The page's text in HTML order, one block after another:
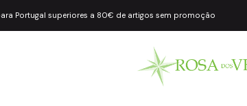
para Portugal superiores a 80€ de artigos sem promoção